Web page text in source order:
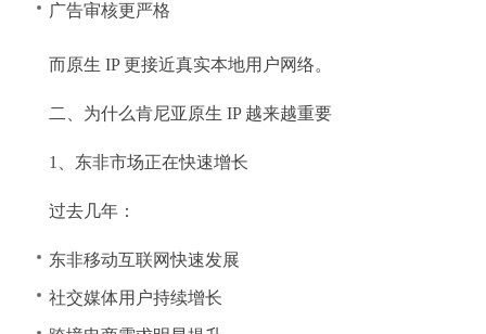
广告审核更严格
而原生 IP 更接近真实本地用户网络。
二、为什么肯尼亚原生 IP 越来越重要
1、东非市场正在快速增长
过去几年：
东非移动互联网快速发展
社交媒体用户持续增长